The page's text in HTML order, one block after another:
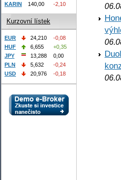
KARIN
140,00 -2,10
Kurzovní lístek
EUR 24,210
-0,08
HUF
6,655
+0,35
JPY
13,288
0,00
PLN
5,632
-0,24
USD
20,976 -0,18